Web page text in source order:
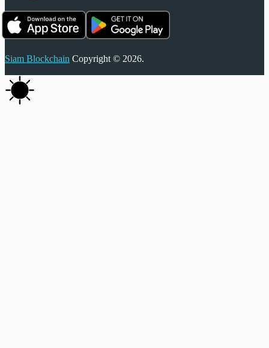
Siam Blockchain Copyright © 2026.